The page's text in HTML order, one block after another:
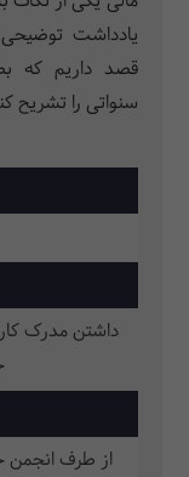
یادداشت‌
قصد داریم که
سنواتی را تشریح
داشتن مدرک
از طرف انجمن